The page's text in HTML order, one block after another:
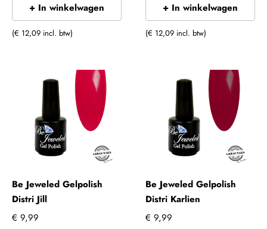
+ In winkelwagen
(€ 12,09 incl. btw)
+ In winkelwagen
(€ 12,09 incl. btw)
Be Jeweled Gelpolish
Distri Jill
€ 9,99
Be Jeweled Gelpolish
Distri Karlien
€ 9,99